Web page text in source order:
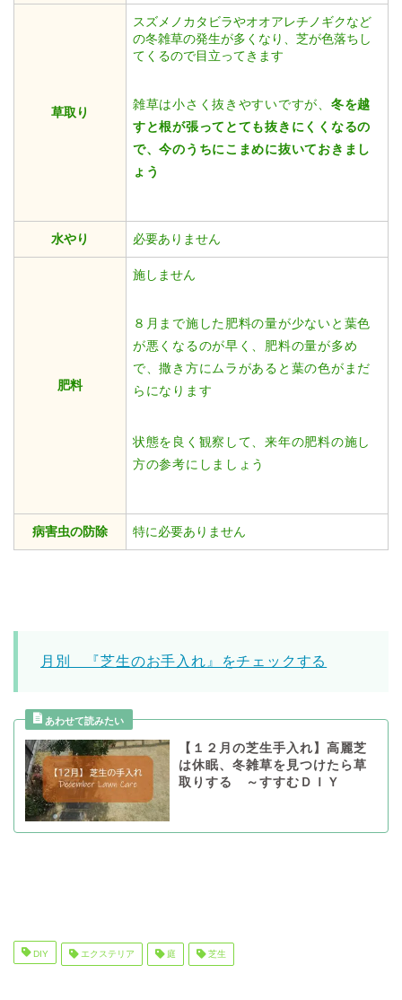
草取り
スズメノカタビラやオオアレチノギクなど
の冬雑草の発生が多くなり、芝が色落ちし
てくるので目立ってきます
雑草は小さく抜きやすいですが、 冬を越
すと根が張ってとても抜きにくくなるの
で、今のうちにこまめに抜いておきまし
ょう
水やり 必要ありません
肥料
施しません
８月まで施した肥料の量が少ないと葉色
が悪くなるのが早く、肥料の量が多め
で、撒き方にムラがあると葉の色がまだ
らになります
状態を良く観察して、来年の肥料の施し
方の参考にしましょう
病害虫の防除 特に必要ありません
月別 『芝生のお手入れ』をチェックする
【１２月の芝生手入れ】高麗芝
は休眠、冬雑草を見つけたら草
取りする ～すすむＤＩＹ
DIY エクステリア 庭 芝生